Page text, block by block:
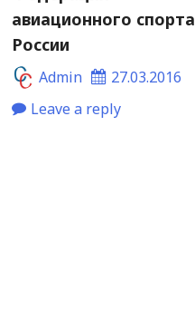
авиационного спорта
России
Admin
27.03.2016
Leave a reply